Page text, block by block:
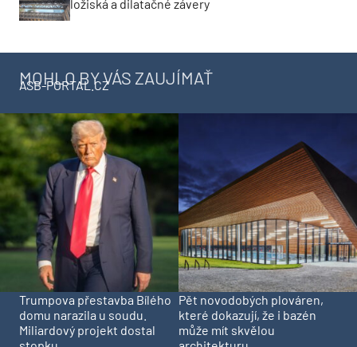
ložiská a dilatačné závery
MOHLO BY VÁS ZAUJÍMAŤ
ASB-PORTAL.CZ
Trumpova přestavba Bílého
domu narazila u soudu.
Miliardový projekt dostal
Pět novodobých plováren,
které dokazují, že i bazén
může mít skvělou